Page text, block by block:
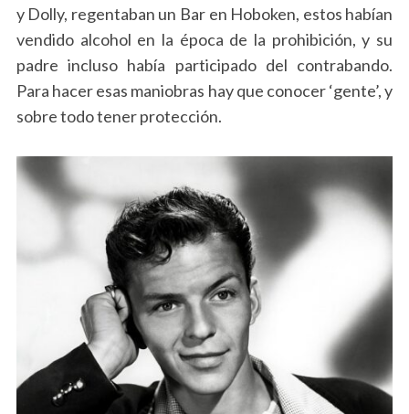
y Dolly, regentaban un Bar en Hoboken, estos habían
vendido alcohol en la época de la prohibición, y su
padre incluso había participado del contrabando.
Para hacer esas maniobras hay que conocer ‘gente’, y
sobre todo tener protección.